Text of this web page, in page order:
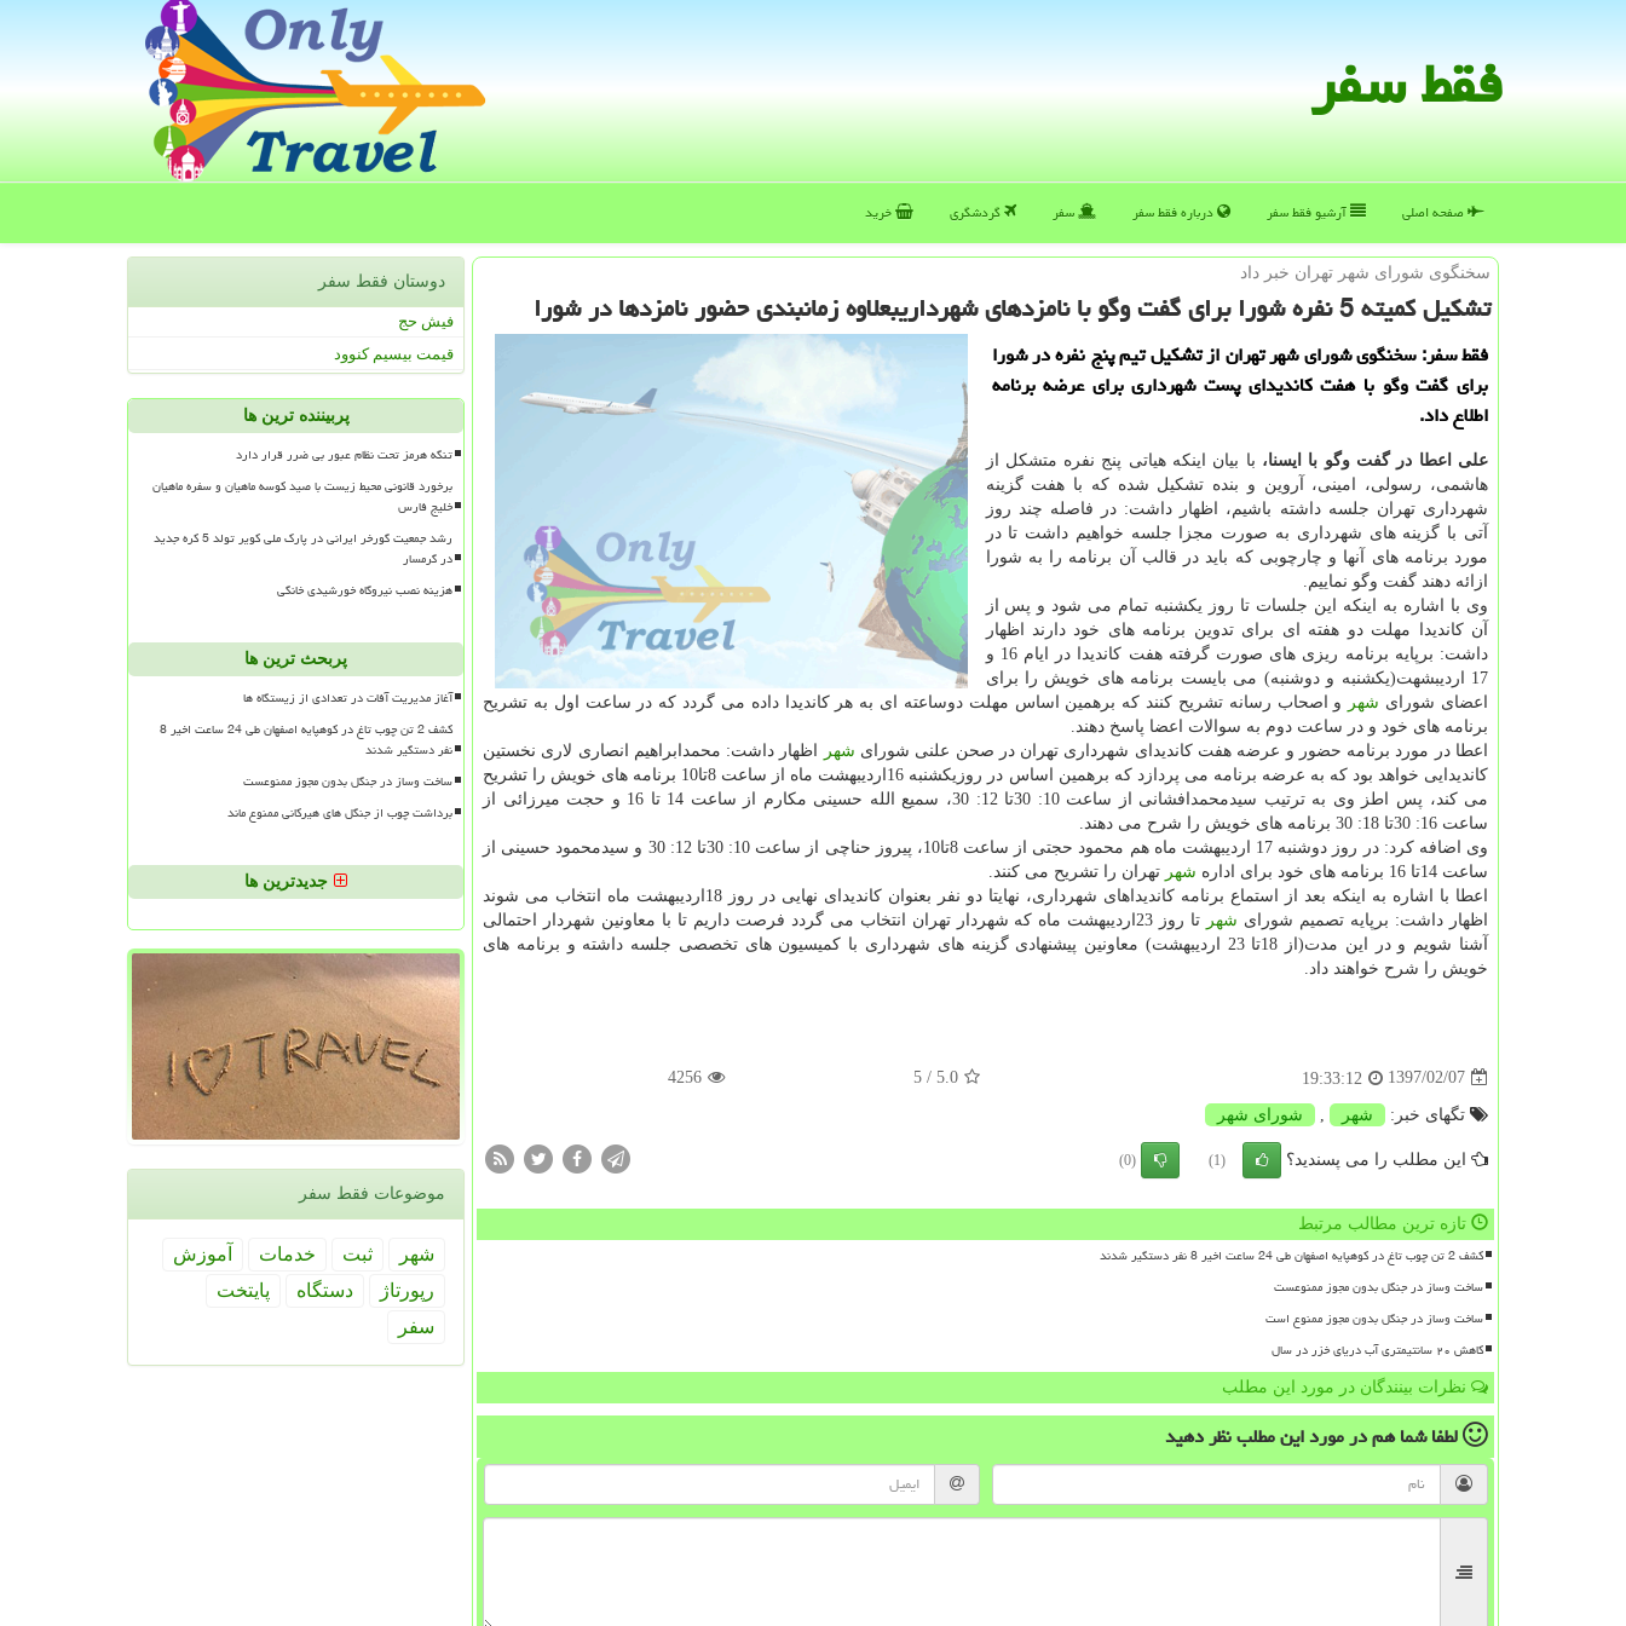
فقط سفر
صفحه اصلی آرشیو فقط سفر درباره فقط سفر سفر گردشگری خرید
سخنگوی شورای شهر تهران خبر داد
تشكیل كمیته 5 نفره شورا برای گفت وگو با نامزدهای شهرداریبعلاوه زمانبندی حضور نامزدها در شورا
فقط سفر: سخنگوی شورای شهر تهران از تشكیل تیم پنج نفره در شورا
برای گفت وگو با هفت كاندیدای پست شهرداری برای عرضه برنامه
اطلاع داد.
علی اعطا در گفت وگو با ایسنا، با بیان اینكه هیاتی پنج نفره متشكل از
هاشمی، رسولی، امینی، آروین و بنده تشكیل شده كه با هفت گزینه
شهرداری تهران جلسه داشته باشیم، اظهار داشت: در فاصله چند روز
آتی با گزینه های شهرداری به صورت مجزا جلسه خواهیم داشت تا در
مورد برنامه های آنها و چارچوبی كه باید در قالب آن برنامه را به شورا
ازائه دهند گفت وگو نماییم.
وی با اشاره به اینكه این جلسات تا روز یكشنبه تمام می شود و پس از
آن كاندیدا مهلت دو هفته ای برای تدوین برنامه های خود دارند اظهار
داشت: برپایه برنامه ریزی های صورت گرفته هفت كاندیدا در ایام 16 و
17 اردیبشهت(یكشنبه و دوشنبه) می بایست برنامه های خویش را برای
اعضای شورای شهر
و اصحاب رسانه تشریح كنند كه برهمین اساس مهلت دوساعته ای به هر كاندیدا داده می گردد كه در ساعت اول به تشریح
برنامه های خود و در ساعت دوم به سوالات اعضا پاسخ دهند.
اعطا در مورد برنامه حضور و عرضه هفت كاندیدای شهرداری تهران در صحن علنی شورای شهر
اظهار داشت: محمدابراهیم انصاری لاری نخستین
كاندیدایی خواهد بود كه به عرضه برنامه می پردازد كه برهمین اساس در روزیكشنبه 16اردیبهشت ماه از ساعت 8تا10 برنامه های خویش را تشریح
می كند، پس اطز وی به ترتیب سیدمحمدافشانی از ساعت 10: 30تا 12: 30، سمیع الله حسینی مكارم از ساعت 14 تا 16 و حجت میرزائی از
ساعت 16: 30تا 18: 30 برنامه های خویش را شرح می دهند.
وی اضافه كرد: در روز دوشنبه 17 اردیبهشت ماه هم محمود حجتی از ساعت 8تا10، پیروز حناچی از ساعت 10: 30تا 12: 30 و سیدمحمود حسینی از
ساعت 14تا 16 برنامه های خود برای اداره
شهر تهران را تشریح می كنند.
اعطا با اشاره به اینكه بعد از استماع برنامه كاندیداهای شهرداری، نهایتا دو نفر بعنوان كاندیدای نهایی در روز 18اردیبهشت ماه انتخاب می شوند
اظهار داشت: برپایه تصمیم شورای شهر
تا روز 23اردیبهشت ماه كه شهردار تهران انتخاب می گردد فرصت داریم تا با معاونین شهردار احتمالی
آشنا شویم و در این مدت(از 18تا 23 اردیبهشت) معاونین پیشنهادی گزینه های شهرداری با كمیسیون های تخصصی جلسه داشته و برنامه های
خویش را شرح خواهند داد.
1397/02/07
19:33:12
5.0
/ 5
4256
تگهای خبر: شهر شورای شهر
این مطلب را می پسندید؟ (1)
(0)
تازه ترین مطالب مرتبط
کشف 2 تن چوب تاغ در کوهپایه اصفهان طی 24 ساعت اخیر 8 نفر دستگیر شدند
ساخت وساز در جنگل بدون مجوز ممنوعست
ساخت وساز در جنگل بدون مجوز ممنوع است
کاهش ۲۰ سانتیمتری آب دریای خزر در سال
نظرات بینندگان در مورد این مطلب
لطفا شما همدر مورد این مطلبنظر دهید
دوستان فقط سفر
فیش حج
قیمت بیسیم کنوود
پربیننده ترین ها
تنگه هرمز تحت نظام عبور بی ضرر قرار دارد
برخورد قانونی محیط زیست با صید کوسه ماهیان و سفره ماهیان
خلیج فارس
رشد جمعیت گورخر ایرانی در پارک ملی کویر تولد 5 کره جدید
در گرمسار
هزینه نصب نیروگاه خورشیدی خانگی
پربحث ترین ها
آغاز مدیریت آفات در تعدادی از زیستگاه ها
کشف 2 تن چوب تاغ در کوهپایه اصفهان طی 24 ساعت اخیر 8
نفر دستگیر شدند
ساخت وساز در جنگل بدون مجوز ممنوعست
برداشت چوب از جنگل های هیرکانی ممنوع ماند
جدیدترین ها
موضوعات فقط سفر
شهر ثبت خدمات
آموزش
رپورتاژ
دستگاه
پایتخت
سفر